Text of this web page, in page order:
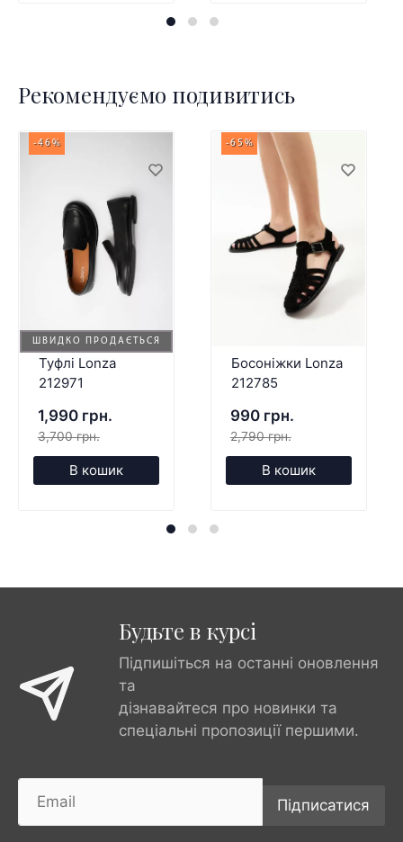
Рекомендуємо подивитись
ШВИДКО ПРОДАЄТЬСЯ
-46%
Туфлі Lonza
212971
1,990 грн.
3,700 грн.
В кошик
-65%
Босоніжки Lonza
212785
990 грн.
2,790 грн.
В кошик
Будьте в курсі
Підпишіться на останні оновлення
та
дізнавайтеся про новинки та
спеціальні пропозиції першими.
Підписатися